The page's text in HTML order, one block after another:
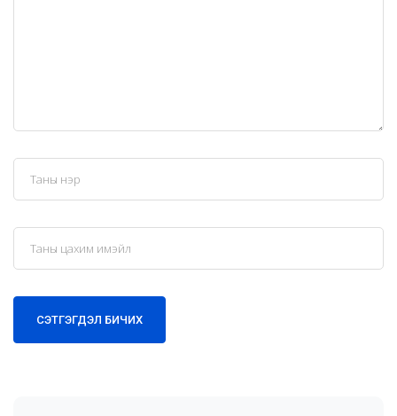
СЭТГЭГДЭЛ БИЧИХ